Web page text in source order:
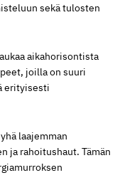
sekä tulosten
aikahorisontista
joilla on suuri
erityisesti
laajemman
ja rahoitushaut. Tämän